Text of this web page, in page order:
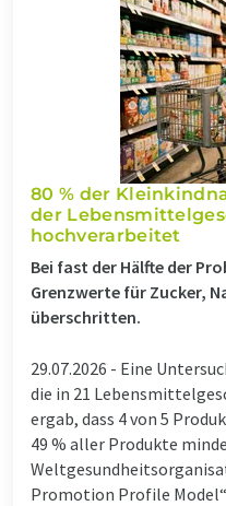
80 % der
der
hochverarbeitet
Bei fast der Hälfte der
Grenzwerte für Zucker,
überschritten.
29.07.2026 - Eine
die in 21
ergab, dass 4 von 5
49 % aller Produkte
Promotion Profile Model“